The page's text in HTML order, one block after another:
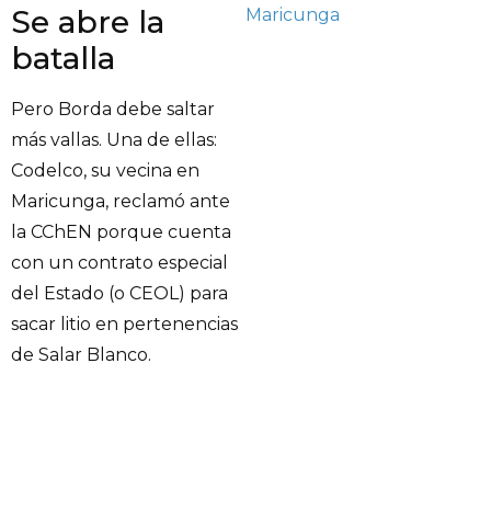
Se abre la
batalla
Pero Borda debe saltar
más vallas. Una de ellas:
Codelco, su vecina en
Maricunga, reclamó ante
la CChEN porque cuenta
con un contrato especial
del Estado (o CEOL) para
sacar litio en pertenencias
de Salar Blanco.
Maricunga